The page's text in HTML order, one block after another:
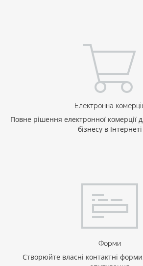
Електронна
Повне рішення електронної комерції
бізнесу в Інтернеті
Форми
Створюйте власні контактні